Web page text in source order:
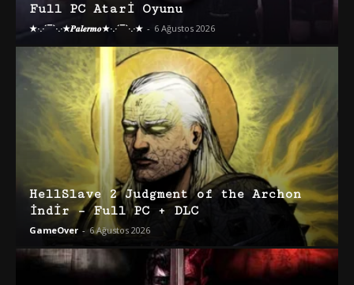
Full PC Atari Oyunu
★·.·´¯`·.·★𝑷𝒂𝒍𝒆𝒓𝒎𝒐★·.·´¯`·.·★ - 6 Ağustos 2026
HellSlave 2 Judgment of the Archon
İndir – Full PC + DLC
GameOver - 6 Ağustos 2026